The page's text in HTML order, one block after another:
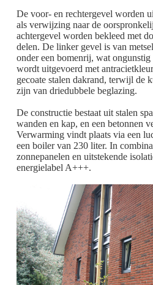
De voor- en rechtergevel worden
als verwijzing naar de
achtergevel worden bekleed met
delen. De linker gevel is van
onder een bomenrij, wat
wordt uitgevoerd met
gecoate stalen dakrand, terwijl de
zijn van driedubbele beglazing.
De constructie bestaat uit stalen
wanden en kap, en een betonnen
Verwarming vindt plaats via een
een boiler van 230 liter. In
zonnepanelen en uitstekende
energielabel A+++.